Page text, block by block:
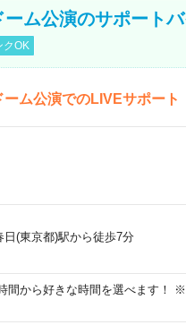
ム公演のサポートバ
クOK
ム公演でのLIVEサポート
日(東京都)駅から徒歩7分
間から好きな時間を選べます！